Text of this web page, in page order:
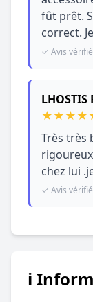
fût prêt.
correct.
✓ Avis
★★★★
Très très
chez lui
✓ Avis
ℹ️